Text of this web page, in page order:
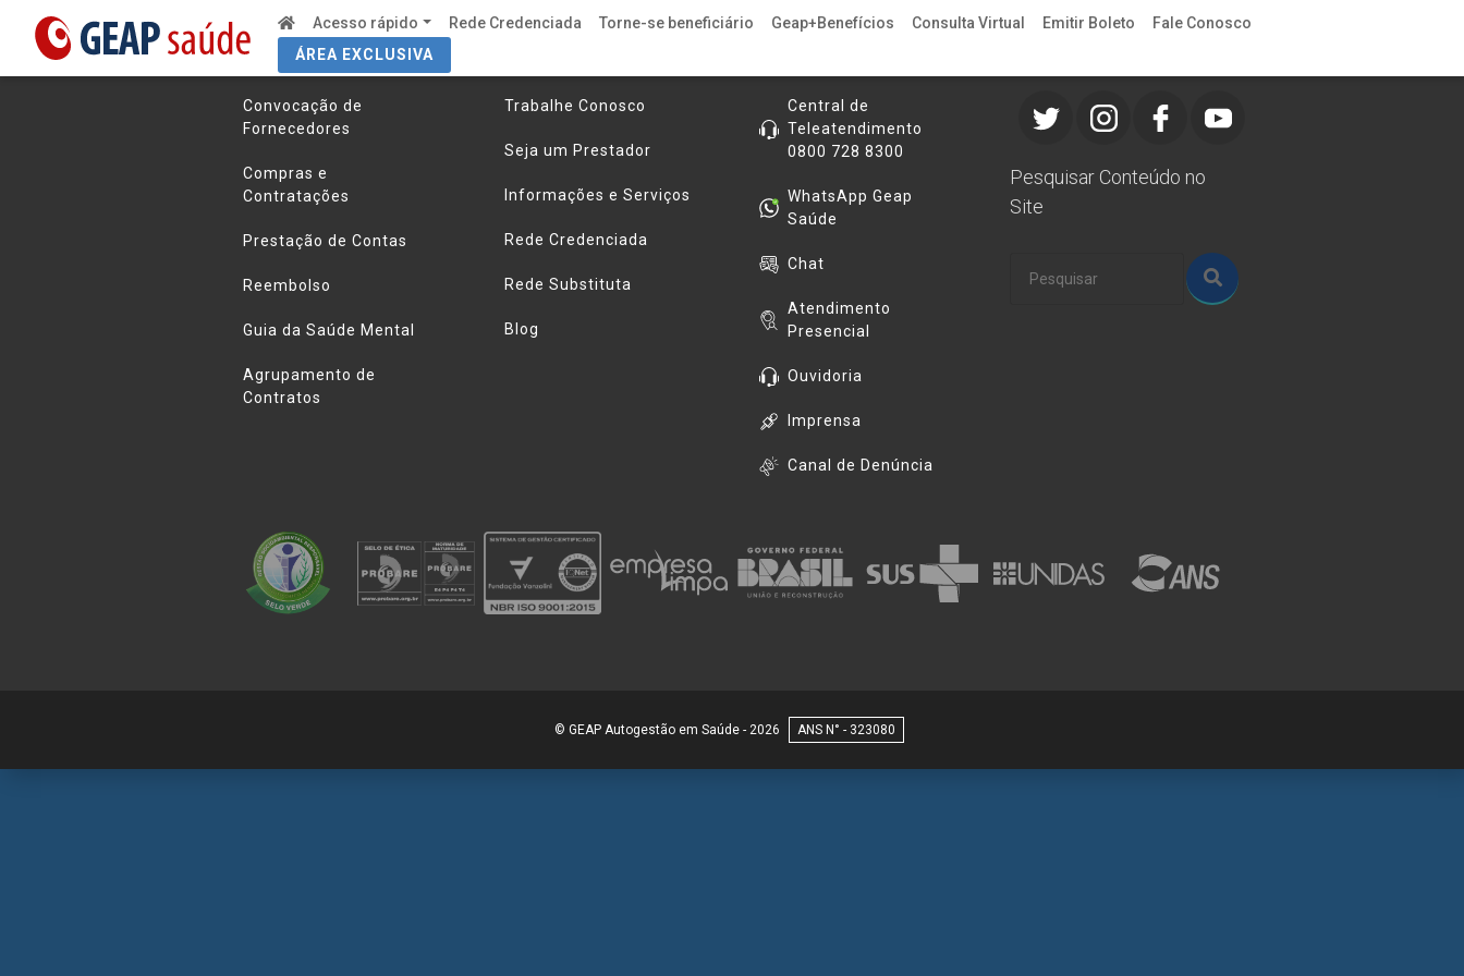
Acesso rápido Rede Credenciada Torne-se beneficiário Geap+Benefícios Consulta Virtual Emitir Boleto
Fale Conosco
ÁREA EXCLUSIVA
Links úteis
Convocação de
Fornecedores
Compras e
Contratações
Prestação de Contas
Reembolso
Guia da Saúde Mental
Agrupamento de
Contratos
Trabalhe Conosco
Seja um Prestador
Informações e Serviços
Rede Credenciada
Rede Substituta
Blog
Central de
Teleatendimento
0800 728 8300
WhatsApp Geap
Saúde
Chat
Atendimento
Presencial
Ouvidoria
Imprensa
Canal de Denúncia
Pesquisar Conteúdo no
Site
© GEAP Autogestão em Saúde - 2026 323080